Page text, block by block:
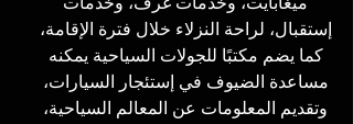
ميغابايت، وخدمات غرف، وخدمات
إستقبال، لراحة النزلاء خلال فترة الإقامة،
كما يضم مكتبًا للجولات السياحية يمكنه
مساعدة الضيوف في إستئجار السيارات،
وتقديم المعلومات عن المعالم السياحية،